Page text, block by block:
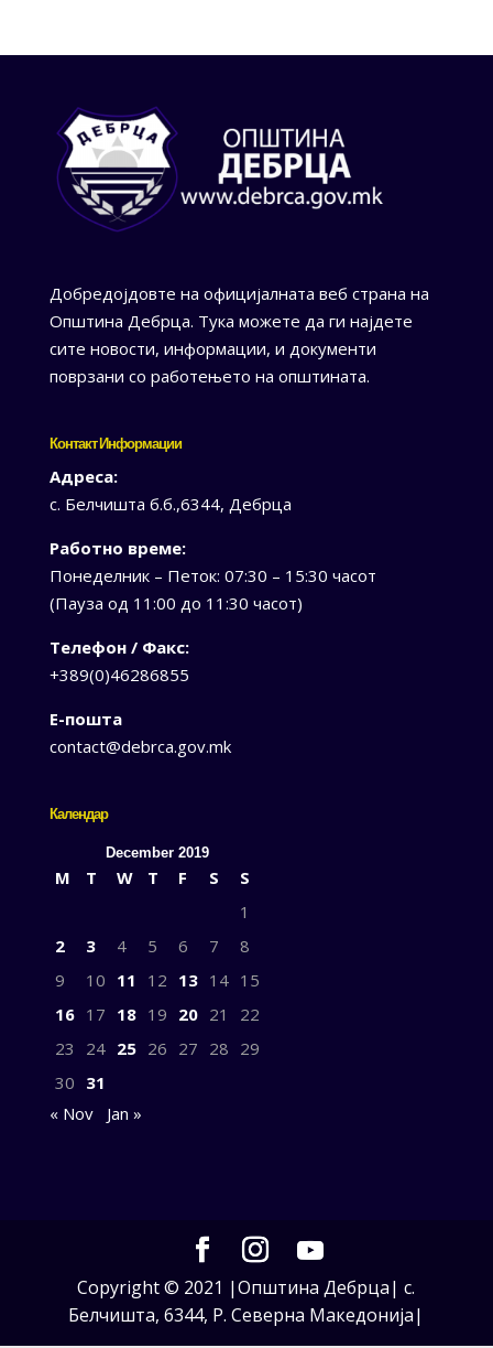
Добредојдовте на официјалната веб страна на
Општина Дебрца. Тука можете да ги најдете
сите новости, информации, и документи
поврзани со работењето на општината.
Контакт Информации
Адреса:
с. Белчишта б.б.,6344, Дебрца
Работно време:
Понеделник – Петок: 07:30 – 15:30 часот
(Пауза од 11:00 до 11:30 часот)
Телефон / Факс:
+389(0)46286855
Е-пошта
contact@debrca.gov.mk
Календар
December 2019
M T W T F S
S
1
2
3 4 5 6 7
8
9
10 11 12 13 14 15
16 17 18 19 20 21
22
23
24 25 26 27 28 29
30 31
« Nov
Jan »
Copyright © 2021 |Општина Дебрца| с.
Белчишта, 6344, Р. Северна Македонија|